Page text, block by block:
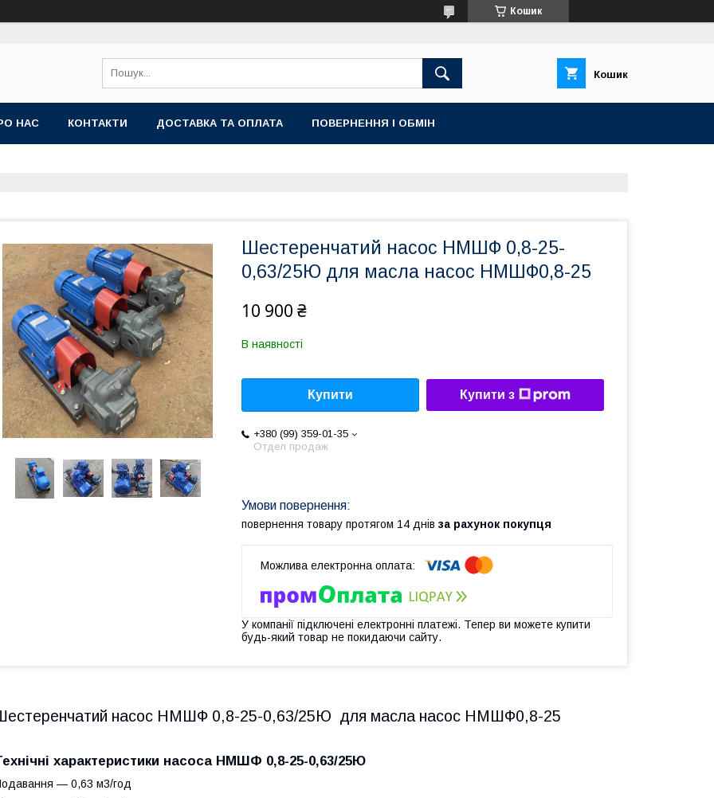
Кошик
Кошик
НАС КОНТАКТИ ДОСТАВКА ТА ОПЛАТА ПОВЕРНЕННЯ І ОБМІН
Шестеренчатий насос НМШФ 0,8-25-
0,63/25Ю для масла насос НМШФ0,8-25
10 900 ₴
В наявності
Купити Купити з
+380 (99) 359-01-35
Отдел продаж
повернення товару протягом 14 днів за рахунок покупця
У компанії підключені електронні платежі. Тепер ви можете купити
будь-який товар не покидаючи сайту.
насос НМШФ 0,8-25-0,63/25Ю для масла насос НМШФ0,8-25
характеристики насоса НМШФ 0,8-25-0,63/25Ю
— 0,63 м3/год